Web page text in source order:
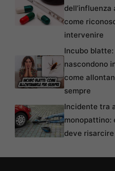
dell’influenza
come
intervenire
Incubo
nascondono
come
sempre
Incidente tra
monopattino:
deve